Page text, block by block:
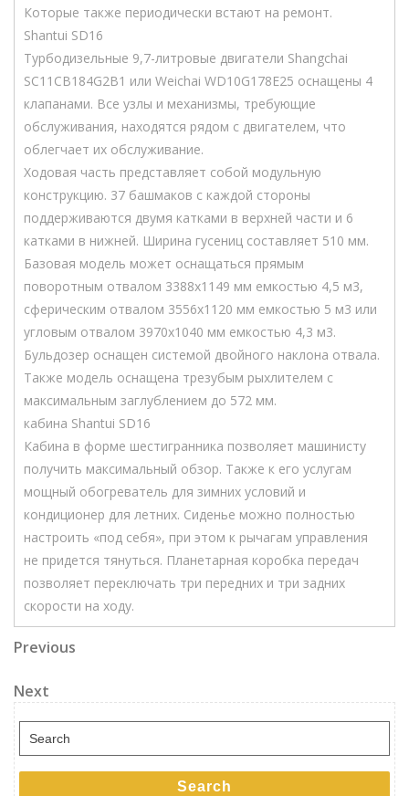
Которые также периодически встают на ремонт.
Shantui SD16
Турбодизельные 9,7-литровые двигатели Shangchai
SC11CB184G2B1 или Weichai WD10G178E25 оснащены 4
клапанами. Все узлы и механизмы, требующие
обслуживания, находятся рядом с двигателем, что
облегчает их обслуживание.
Ходовая часть представляет собой модульную
конструкцию. 37 башмаков с каждой стороны
поддерживаются двумя катками в верхней части и 6
катками в нижней. Ширина гусениц составляет 510 мм.
Базовая модель может оснащаться прямым
поворотным отвалом 3388х1149 мм емкостью 4,5 м3,
сферическим отвалом 3556х1120 мм емкостью 5 м3 или
угловым отвалом 3970х1040 мм емкостью 4,3 м3.
Бульдозер оснащен системой двойного наклона отвала.
Также модель оснащена трезубым рыхлителем с
максимальным заглублением до 572 мм.
кабина Shantui SD16
Кабина в форме шестигранника позволяет машинисту
получить максимальный обзор. Также к его услугам
мощный обогреватель для зимних условий и
кондиционер для летних. Сиденье можно полностью
настроить «под себя», при этом к рычагам управления
не придется тянуться. Планетарная коробка передач
позволяет переключать три передних и три задних
скорости на ходу.
Навигация
по
записям
Previous
Previous
Next
Post
Next
Search
for:
Search